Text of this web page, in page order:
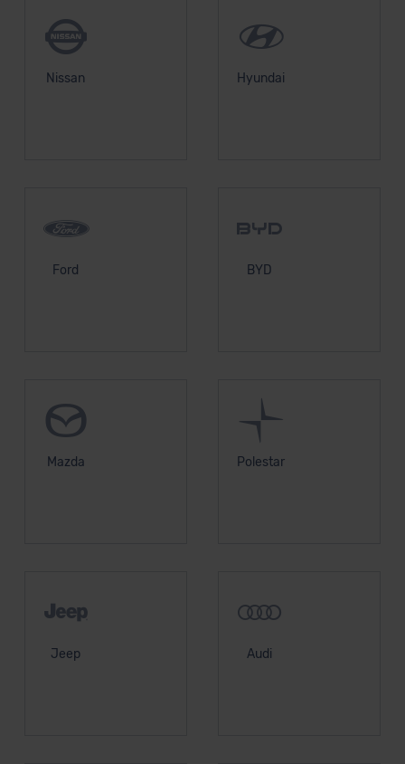
Nissan Hyundai
Ford BYD
Mazda Polestar
Jeep Audi